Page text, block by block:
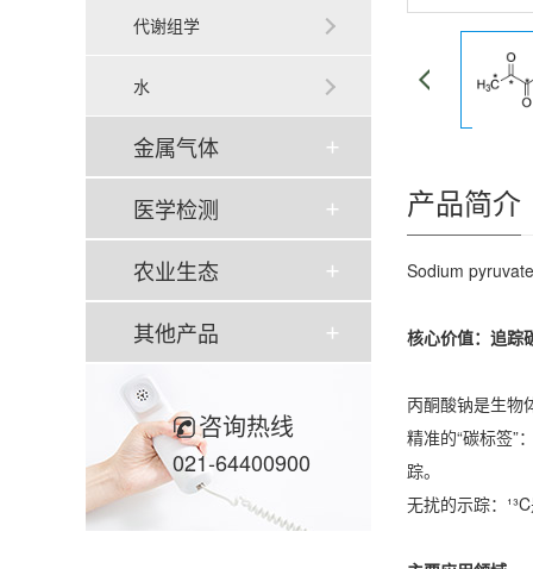
代谢组学
水
金属气体
医学检测
农业生态
其他产品
咨询热线
021-64400900
产品简介
Sodium
核心价值：追踪
丙酮酸钠是生物
精准的“碳标签”
踪。
无扰的示踪：